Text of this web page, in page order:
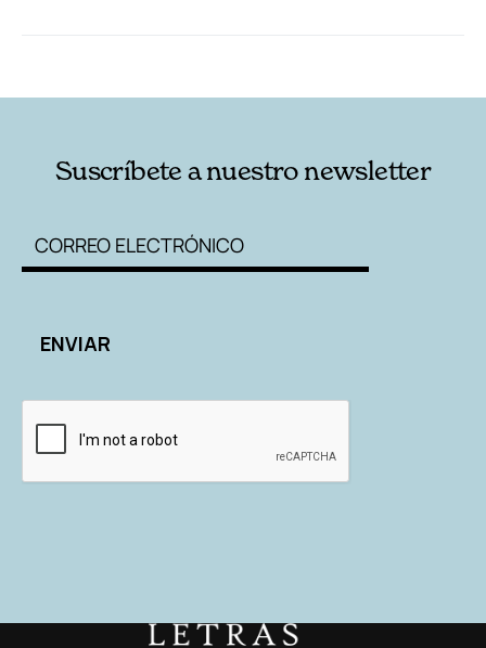
Suscríbete a nuestro newsletter